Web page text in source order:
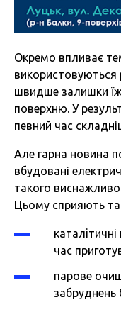
Окремо впливає
використовуються
швидше залишки
поверхню. У
певний час
Але гарна новина
вбудовані
такого
Цьому сприяють
каталiтичні
час
парове
забруднень